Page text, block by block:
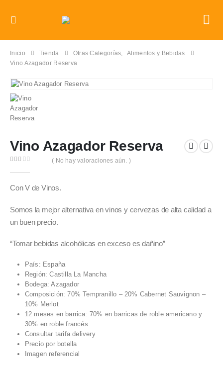
Inicio Tienda Otras Categorías,
Alimentos y Bebidas
Vino Azagador Reserva
Vino Azagador Reserva
( No hay valoraciones aún. )
Con V de Vinos.
Somos la mejor alternativa en vinos y cervezas de alta calidad a
un buen precio.
“Tomar bebidas alcohólicas en exceso es dañino”
País: España
Región: Castilla La Mancha
Bodega: Azagador
Composición: 70% Tempranillo – 20% Cabernet Sauvignon –
10% Merlot
12 meses en barrica: 70% en barricas de roble americano y
30% en roble francés
Consultar tarifa delivery
Precio por botella
Imagen referencial